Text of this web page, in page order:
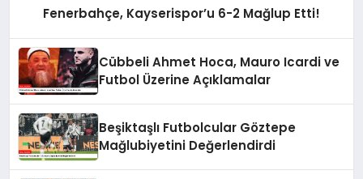
Fenerbahçe, Kayserispor’u 6-2 Mağlup Etti!
Cübbeli Ahmet Hoca, Mauro Icardi ve
Futbol Üzerine Açıklamalar
Beşiktaşlı Futbolcular Göztepe
Mağlubiyetini Değerlendirdi